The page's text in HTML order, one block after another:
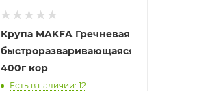
Крупа MAKFA Гречневая
быстроразваривающаяся
400г кор
Есть в наличии: 12